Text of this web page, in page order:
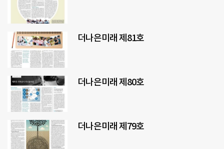
더나은미래 제81호
더나은미래 제80호
더나은미래 제79호